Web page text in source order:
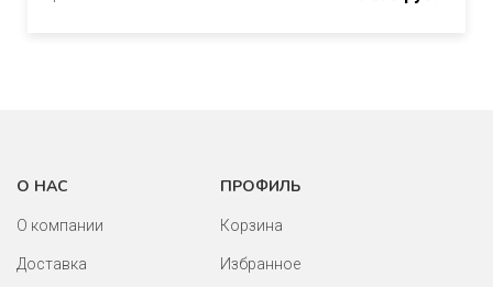
О НАС
О компании
Доставка
ПРОФИЛЬ
Корзина
Избранное